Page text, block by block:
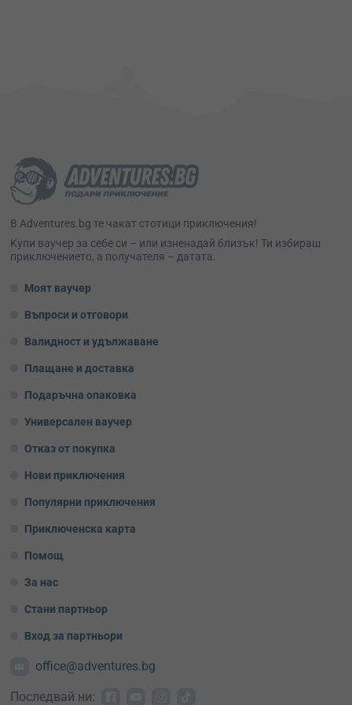
В Adventures.bg те чакат стотици приключения!
Kупи ваучер за себе си – или изненадай близък! Ти избираш
приключението, а получателя – датата.
Моят ваучер
Въпроси и отговори
Валидност и удължаване
Плащане и доставка
Подаръчна опаковка
Универсален ваучер
Отказ от покупка
Нови приключения
Популярни приключения
Приключенска карта
Помощ
За нас
Стани партньор
Вход за партньори
office@adventures.bg
Последвай ни: